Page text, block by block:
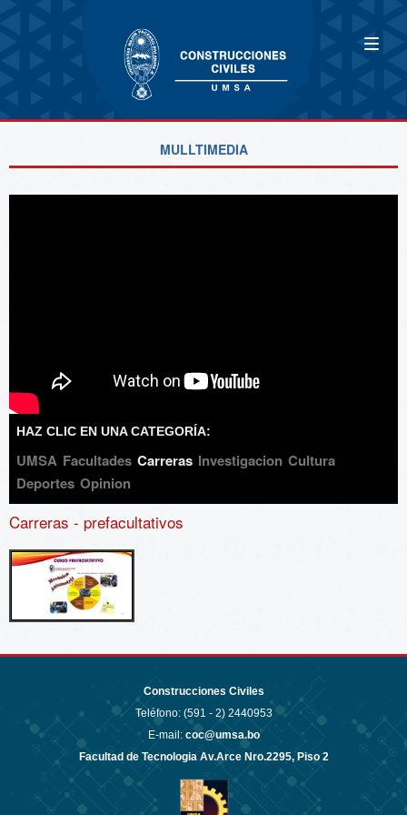
MULLTIMEDIA
HAZ CLIC EN UNA CATEGORÍA:
UMSA Facultades Carreras Investigacion Cultura
Deportes Opinion
Carreras - prefacultativos
Construcciones Civiles
Teléfono: (591 - 2) 2440953
E-mail: coc@umsa.bo
Facultad de Tecnologia Av.Arce Nro.2295, Piso 2